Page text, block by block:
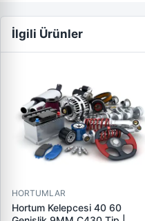
İlgili Ürünler
HORTUMLAR
Hortum Kelepcesi 40 60